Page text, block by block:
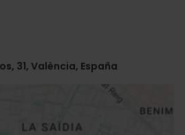
31, València, España